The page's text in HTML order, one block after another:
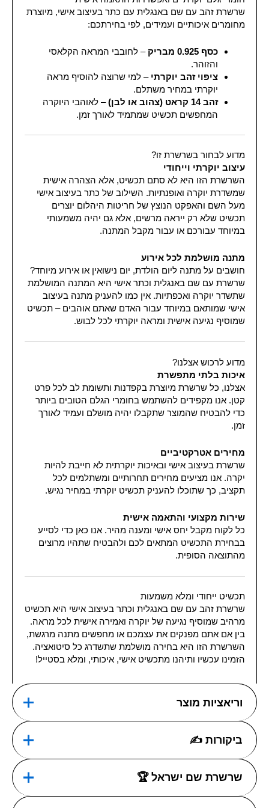
שרשרת זהב עם שם באנגלית עם כתר בעיצוב אישי, מיוצרת
מחומרים איכותיים ועמידים, לפי בחירתכם:
כסף 0.925 מבריק
– לחובבי המראה הקלאסי
והזוהר.
ציפוי זהב יוקרתי – למי שרוצה להוסיף מראה
יוקרתי במחיר משתלם.
זהב 14 קראט (צהוב או לבן)
– לאוהבי היוקרה
המחפשים תכשיט שמתמיד לאורך זמן.
מדוע לבחור בשרשרת זו?
עיצוב יוקרתי וייחודי
השרשרת הזו היא לא סתם תכשיט, אלא הצהרה אישית
שמשדרת יוקרה ואופנתיות. השילוב של כתר בעיצוב אישי
מעל השם והאפקט הנוצץ של חריטות היהלום יוצרים
תכשיט שלא רק ייראה מרשים, אלא גם יהיה משמעותי
במיוחד עבורכם או עבור מקבל המתנה.
מתנה מושלמת לכל אירוע
חושבים על מתנה ליום הולדת, יום נישואין או אירוע מיוחד?
שרשרת עם שם באנגלית וכתר אישי היא המתנה המושלמת
שתשדר יוקרה ואכפתיות. אין כמו להעניק מתנה בעיצוב
אישי שמותאם במיוחד עבור האדם שאתם אוהבים – תכשיט
שמוסיף נגיעה אישית ומראה יוקרתי לכל לבוש.
מדוע לרכוש אצלנו?
איכות בלתי מתפשרת
אצלנו, כל שרשרת מיוצרת בקפדנות ותשומת לב לכל פרט
קטן. אנו מקפידים להשתמש בחומרי הגלם הטובים ביותר
כדי להבטיח שהמוצר שתקבלו יהיה מושלם ועמיד לאורך
זמן.
מחירים אטרקטיביים
שרשרת בעיצוב אישי ובאיכות יוקרתית לא חייבת להיות
יקרה. אנו מציעים מחירים תחרותיים ומשתלמים לכל
תקציב, כך שתוכלו להעניק תכשיט יוקרתי במחיר נגיש.
שירות מקצועי והתאמה אישית
כל לקוח מקבל יחס אישי ומענה מהיר. אנו כאן כדי לסייע
בבחירת התכשיט המתאים לכם ולהבטיח שתהיו מרוצים
מהתוצאה הסופית.
תכשיט ייחודי ומלא משמעות
שרשרת זהב עם שם באנגלית וכתר בעיצוב אישי היא תכשיט
מרהיב שמוסיף נגיעה של יוקרה ואמירה אישית לכל מראה.
בין אם אתם מפנקים את עצמכם או מחפשים מתנה מרגשת,
השרשרת הזו היא בחירה מושלמת שתשדרג כל סיטואציה.
הזמינו עכשיו ותיהנו מתכשיט אישי, איכותי, ומלא בסטייל!
וריאציות מוצר
זהב לבן 14K קראט, ⚪ כסף
זהב 18K
ביקורות ✍
אין עדיין חוות דעת.
רק משתמשים רשומים אשר רכשו מוצר זה יכולים לרשום
שרשרת שם ישראל 🏆